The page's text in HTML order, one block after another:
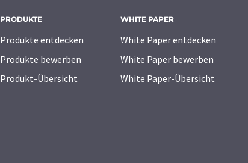
PRODUKTE
Produkte entdecken
Produkte bewerben
Produkt-Übersicht
WHITE PAPER
White Paper entdecken
White Paper bewerben
White Paper-Übersicht